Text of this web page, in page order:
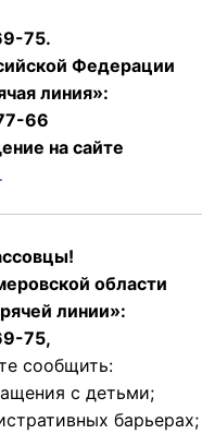
75.
Федерации
линия»:
66
на сайте
области
линии»:
75,
сообщить:
с детьми;
барьерах;